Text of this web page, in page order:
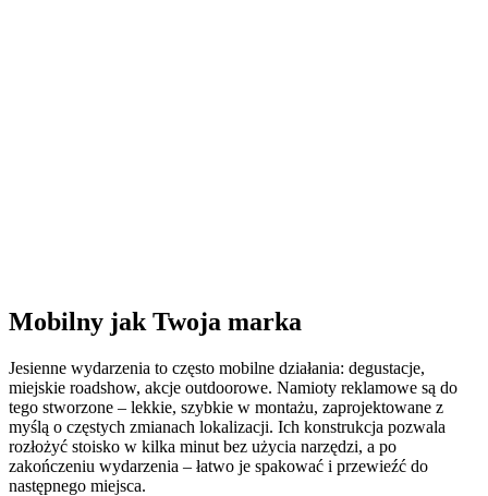
Mobilny jak Twoja marka
Jesienne wydarzenia to często mobilne działania: degustacje,
miejskie roadshow, akcje outdoorowe. Namioty reklamowe są do
tego stworzone – lekkie, szybkie w montażu, zaprojektowane z
myślą o częstych zmianach lokalizacji. Ich konstrukcja pozwala
rozłożyć stoisko w kilka minut bez użycia narzędzi, a po
zakończeniu wydarzenia – łatwo je spakować i przewieźć do
następnego miejsca.